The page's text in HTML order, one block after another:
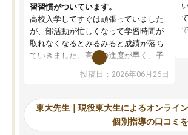
習習慣がついています。
高校入学してすぐは頑張っていました
が、部活動が忙しくなって学習時間が
取れなくなるとみるみると成績が落ち
ていきました。高校の進度が早く、子
供も家に帰って勉強の話すると嫌な反
応を示します。東大先生にお願いして
れるので、親としても安心です。毎日
使える自習室とかもあり、わからない
ところがあれば先生が回答してくれる
投稿日：2026年06月26日
東大先生｜現役東大生によるオンライ
個別指導の口コミ